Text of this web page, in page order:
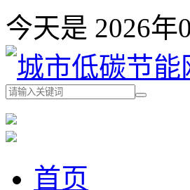
今天是 2026
首页